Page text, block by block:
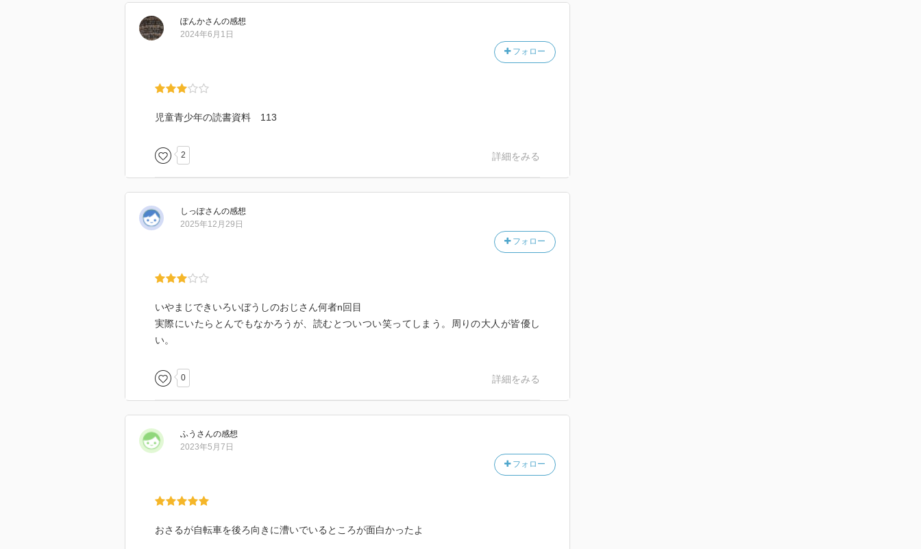
ぽんかさんの感想
フォロー
2024年6月1日
児童青少年の読書資料 113
2 詳細をみる
しっぽさんの感想
フォロー
2025年12月29日
いやまじできいろいぼうしのおじさん何者n回目
実際にいたらとんでもなかろうが、読むとついつい笑ってしまう。周りの大人が皆優し
い。
0 詳細をみる
ふう さんの感想
フォロー
2023年5月7日
おさるが自転車を後ろ向きに漕いでいるところが面白かったよ